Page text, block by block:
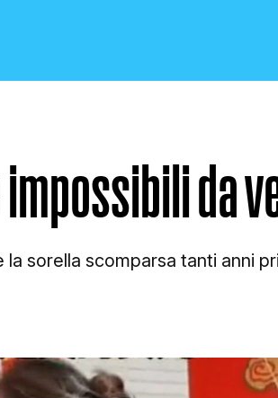
impossibili da
sorella scomparsa tanti anni